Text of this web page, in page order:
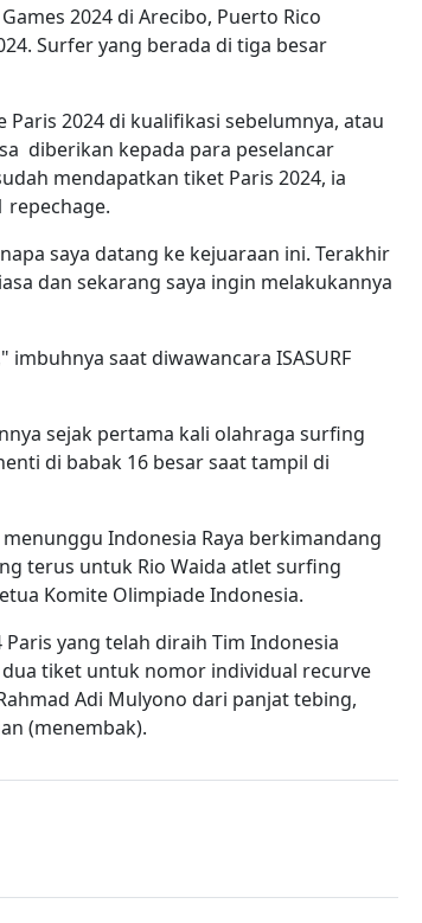
2024 di Arecibo, Puerto Rico
Surfer yang berada di tiga besar
2024 di kualifikasi sebelumnya, atau
diberikan kepada para peselancar
mendapatkan tiket Paris 2024, ia
repechage.
saya datang ke kejuaraan ini. Terakhir
dan sekarang saya ingin melakukannya
saat diwawancara ISASURF
sejak pertama kali olahraga surfing
di babak 16 besar saat tampil di
Indonesia Raya berkimandang
terus untuk Rio Waida atlet surfing
Komite Olimpiade Indonesia.
yang telah diraih Tim Indonesia
tiket untuk nomor individual recurve
Adi Mulyono dari panjat tebing,
(menembak).